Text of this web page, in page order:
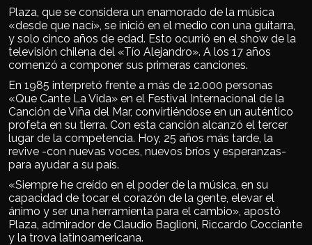
Plaza, que se considera un enamorado de la música
«desde que nací», se inició en el medio con una guitarra,
y solo cinco años de edad. Esto ocurrió en el show de la
televisión chilena del «Tío Alejandro». A los 17 años
comenzó a componer sus primeras canciones.
En 1985 interpretó frente a más de 12.000 personas
«Que Cante La Vida» en el Festival Internacional de la
Canción de Viña del Mar, convirtiéndose en un auténtico
profeta en su tierra. Con esta canción alcanzó el tercer
lugar de la competencia. Hoy, 25 años más tarde, la
revive -con nuevas voces, nuevos bríos y esperanzas-
para ayudar a su país.
«Siempre he creído en el poder de la música, en su
capacidad de tocar el corazón de la gente, elevar el
ánimo y ser una herramienta para el cambio», apostó
Plaza, admirador de Claudio Baglioni, Riccardo Cocciante
y la trova latinoamericana.